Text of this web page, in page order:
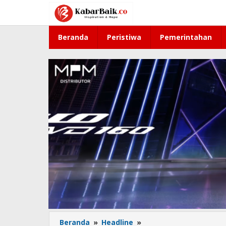
konten
Beranda Peristiwa Pemerintahan
Beranda » Headline »